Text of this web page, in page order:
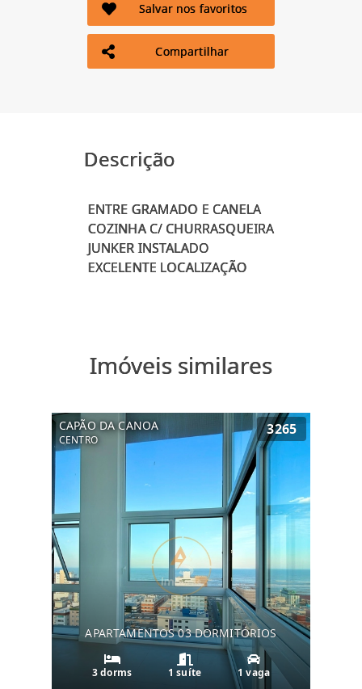
Salvar nos favoritos
Compartilhar
Descrição
ENTRE GRAMADO E CANELA
COZINHA C/ CHURRASQUEIRA
JUNKER INSTALADO
Imóveis similares
CAPÃO DA CANOA
CENTRO
3265
APARTAMENTOS 03 DORMITÓRIOS
3 dorms 1 suíte 1 vaga